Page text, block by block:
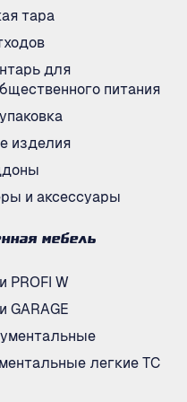
тара
для
питания
изделия
и аксессуары
мебель
PROFI W
GARAGE
легкие ТС